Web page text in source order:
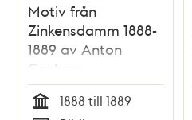
Motiv från
Zinkensdamm 1888-
1889 av Anton
Genberg
1888 till 1889